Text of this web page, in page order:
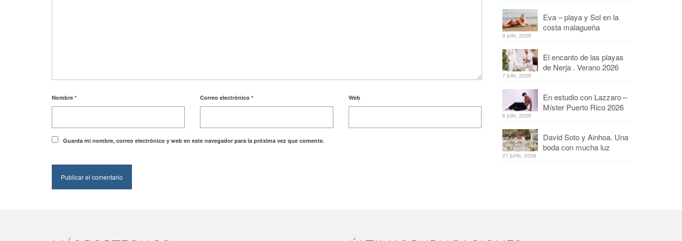
Nombre * Correo electrónico* Web
Guarda mi nombre, correo electrónico y web en este navegador para la próxima vez que comente.
Eva – playa y Sol en la
costa malagueña
9 julio, 2026
El encanto de las playas
de Nerja . Verano 2026
7 julio, 2026
En estudio con Lazzaro –
Míster Puerto Rico 2026
6 julio, 2026
David Soto y Ainhoa. Una
boda con mucha luz
27 junio, 2026